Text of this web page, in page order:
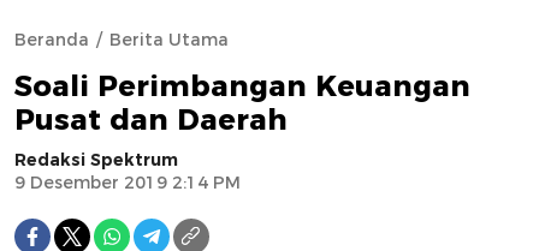
Beranda Berita Utama
Soali Perimbangan Keuangan
Pusat dan Daerah
Redaksi Spektrum
9 Desember 2019 2:14 PM